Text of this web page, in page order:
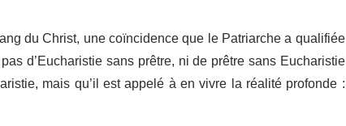
du Christ, une coïncidence que le Patriarche a qualifiée
d’Eucharistie sans prêtre, ni de prêtre sans Eucharistie
mais qu’il est appelé à en vivre la réalité profonde :